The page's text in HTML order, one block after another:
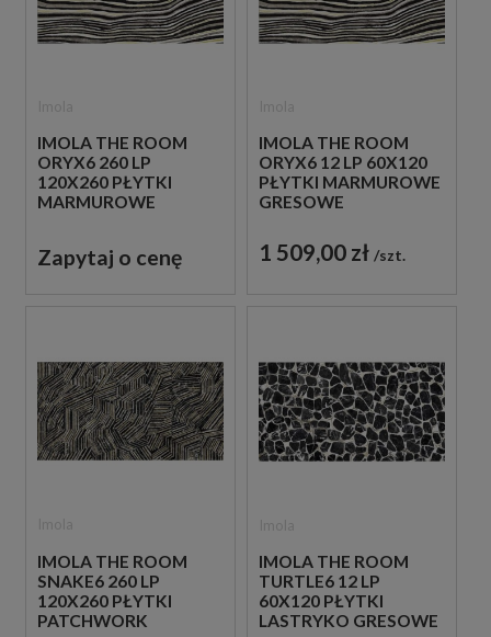
IMOLA THE ROOM
ORYX6 260 LP
120X260 PŁYTKI
MARMUROWE
Zapytaj o cenę
IMOLA THE ROOM
ORYX6 12 LP 60X120
PŁYTKI MARMUROWE
GRESOWE
1 509,00 zł szt.
IMOLA THE ROOM
SNAKE6 260 LP
120X260 PŁYTKI
PATCHWORK
IMOLA THE ROOM
TURTLE6 12 LP
60X120 PŁYTKI
LASTRYKO GRESOWE